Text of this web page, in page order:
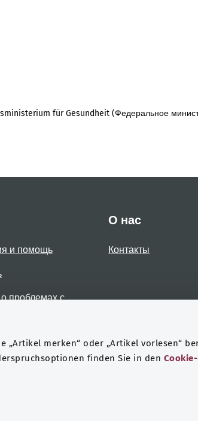
„Artikel merken“ oder „Artikel vorlesen“
finden Sie in den Cookie-
für Gesundheit (Федеральное
и помощь
проблемах с
О нас
Контакты